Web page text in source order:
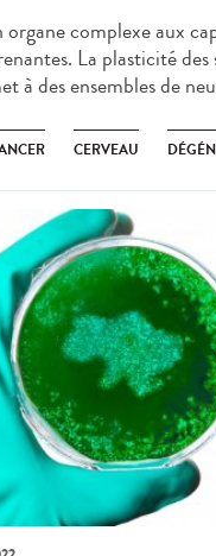
organe complexe aux
La plasticité des
à des ensembles de
CERVEAU